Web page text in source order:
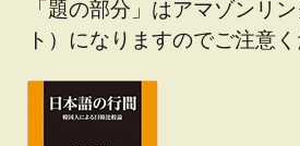
「題の部分」はアマゾンリ
ト）になりますのでご注意く